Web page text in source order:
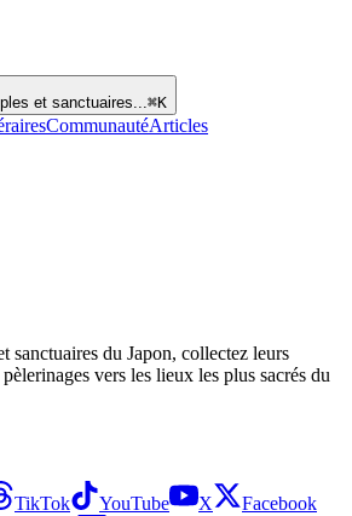
et sanctuaires...⌘K
CommunautéArticles
sanctuaires du Japon, collectez leurs
vers les lieux les plus sacrés du
TikTok YouTube X
Facebook